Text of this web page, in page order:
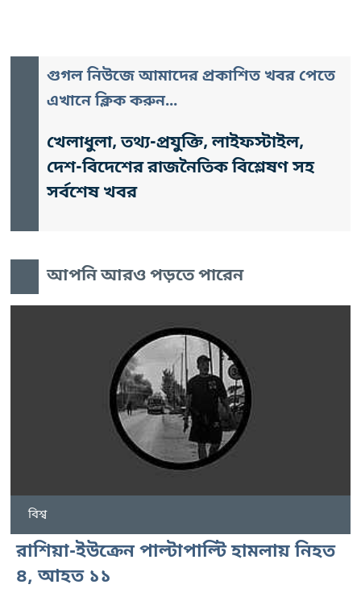
গুগল নিউজে আমাদের প্রকাশিত খবর পেতে
এখানে ক্লিক করুন...
খেলাধুলা, তথ্য-প্রযুক্তি, লাইফস্টাইল,
দেশ-বিদেশের রাজনৈতিক বিশ্লেষণ সহ
সর্বশেষ খবর
আপনি আরও পড়তে পারেন
বিশ্ব
রাশিয়া-ইউক্রেন পাল্টাপাল্টি হামলায় নিহত
৪, আহত ১১